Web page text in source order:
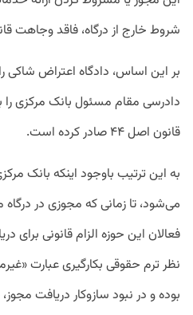
شروط خارج از درگاه، فاقد وجاهت
بر این اساس، دادگاه اعتراض شاکی
قانون اصل ۴۴ صادر کرده است.
به این ترتیب باوجود اینکه بانک
می‌شود، تا زمانی که مجوزی در
فعالان این حوزه الزام قانونی برای
نظر ترم حقوقی بکارگیری عبارت
بوده و در نبود سازوکار دریافت